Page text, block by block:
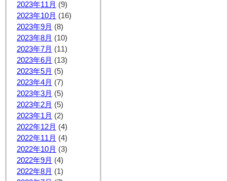
2023年11月 (9)
2023年10月 (16)
2023年9月 (8)
2023年8月 (10)
2023年7月 (11)
2023年6月 (13)
2023年5月 (5)
2023年4月 (7)
2023年3月 (5)
2023年2月 (5)
2023年1月 (2)
2022年12月 (4)
2022年11月 (4)
2022年10月 (3)
2022年9月 (4)
2022年8月 (1)